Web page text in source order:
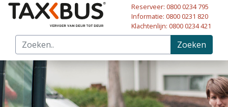
Naar hoofdinhoud
Reserveer: 0800 0234 795
Informatie: 0800 0231 820
Klachtenlijn: 0800 0234 421
Zoeken